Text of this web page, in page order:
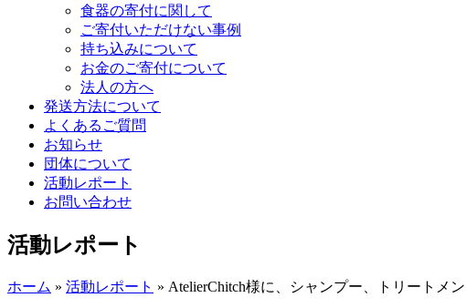
食器の寄付に関して
ご寄付いただけない事例
持ち込みについて
お金のご寄付について
法人の方へ
発送方法について
よくあるご質問
お知らせ
団体について
活動レポート
お問い合わせ
活動レポート
ホーム » 活動レポート » AtelierChitch様に、シャンプー、トリートメ